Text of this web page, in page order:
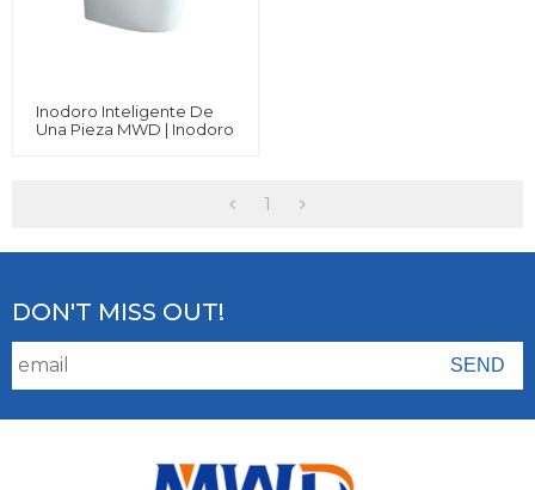
Inodoro Inteligente De
Una Pieza MWD | Inodoro
1
DON'T MISS OUT!